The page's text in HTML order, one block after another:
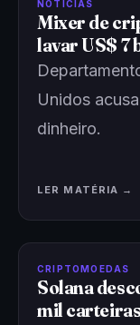
NOTÍCIAS
Mixer de
lavar US$ 7
Unidos
dinheiro.
LER MATÉRIA →
CRIPTOMOEDAS
Solana
mil carteiras